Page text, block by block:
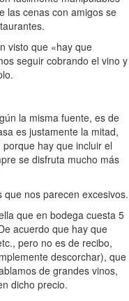
las cenas con amigos se
visto que «hay que
seguir cobrando el vino y
la misma fuente, es de
es justamente la mitad,
hay que incluir el
se disfruta mucho más
nos parecen excesivos.
que en bodega cuesta 5
acuerdo que hay que
pero no es de recibo,
descorchar), que
de grandes vinos,
dicho precio.